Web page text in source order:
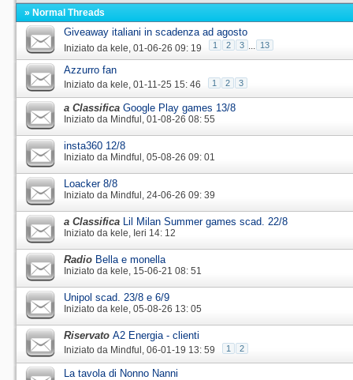
» Normal Threads
Giveaway italiani in scadenza ad agosto
Iniziato da kele‎, 01-06-26 09: 19 1 2 3 ... 13
Azzurro fan
Iniziato da kele‎, 01-11-25 15: 46 1 2 3
a Classifica Google Play games 13/8
Iniziato da Mindful‎, 01-08-26 08: 55
insta360 12/8
Iniziato da Mindful‎, 05-08-26 09: 01
Loacker 8/8
Iniziato da Mindful‎, 24-06-26 09: 39
a Classifica Lil Milan Summer games scad. 22/8
Iniziato da kele‎, Ieri 14: 12
Radio Bella e monella
Iniziato da kele‎, 15-06-21 08: 51
Unipol scad. 23/8 e 6/9
Iniziato da kele‎, 05-08-26 13: 05
Riservato A2 Energia - clienti
Iniziato da Mindful‎, 06-01-19 13: 59 1 2
La tavola di Nonno Nanni